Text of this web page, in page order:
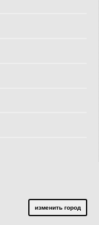
изменить город